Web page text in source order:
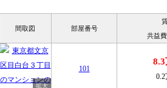
間取図 部屋番号
共益
101
8.3
0.2